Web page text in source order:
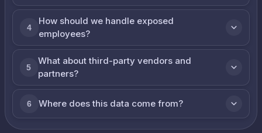
4
How should we handle exposed
employees?
5
What about third-party vendors and
partners?
6 Where does this data come from?